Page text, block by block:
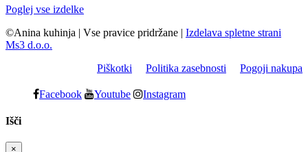
Poglej vse izdelke
©Anina kuhinja | Vse pravice pridržane | Izdelava spletne strani
Ms3 d.o.o.
Piškotki
Politika zasebnosti Pogoji nakupa
Facebook Youtube Instagram
Išči
×